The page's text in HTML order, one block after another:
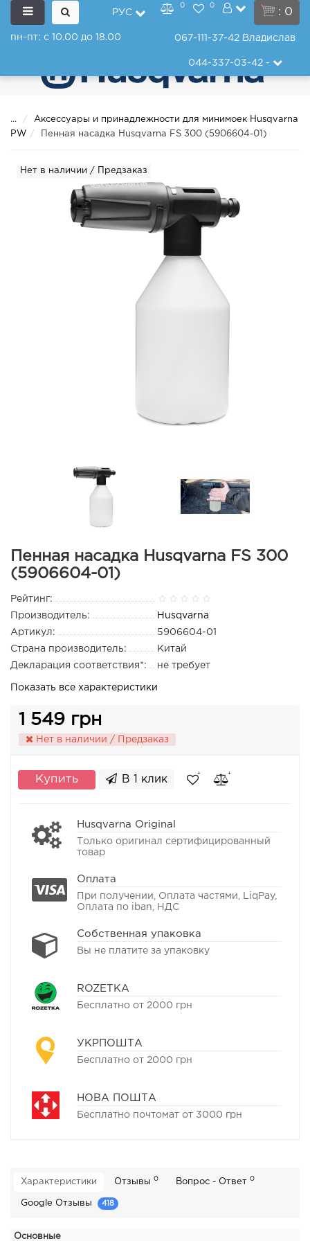
: 0
РУС
0 0
пн-пт: с 10.00 до 18.00 067-111-37-42 Владислав
044-337-03-42-
...
Аксессуары и принадлежности для минимоек Husqvarna
PW
Пенная насадка Husqvarna FS 300 (5906604-01)
Нет в наличии / Предзаказ
Пенная насадка Husqvarna FS 300
(5906604-01)
Рейтинг:
Производитель:
Husqvarna
Артикул:
5906604-01
Страна производитель:
Китай
Декларация соответствия*:
не требует
Показать все характеристики
1 549 грн
Нет в наличии / Предзаказ
Купить В 1 клик
Husqvarna Original
Только оригинал сертифицированный
товар
Оплата
При получении, Оплата частями, LiqPay,
Оплата по iban, НДС
Собственная упаковка
Вы не платите за упаковку
ROZETKA
Бесплатно от 2000 грн
УКРПОШТА
Бесплатно от 2000 грн
НОВА ПОШТА
Бесплатно почтомат от 3000 грн
Характеристики Отзывы 0 Вопрос - Ответ 0
Google Отзывы 418
Основные